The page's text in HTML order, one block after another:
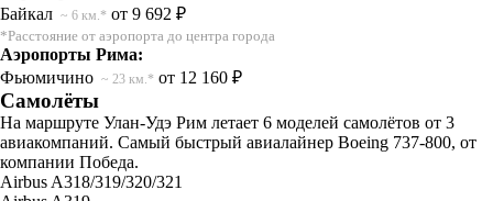
Байкал ~ 6 км.* от 9 692 ₽
*Расстояние от аэропорта до центра города
Аэропорты Рима:
Фьюмичино ~ 23 км.* от 12 160 ₽
Самолёты
На маршруте Улан-Удэ Рим летает 6 моделей самолётов от 3
авиакомпаний. Самый быстрый авиалайнер Boeing 737-800, от
компании Победа.
Airbus A318/319/320/321